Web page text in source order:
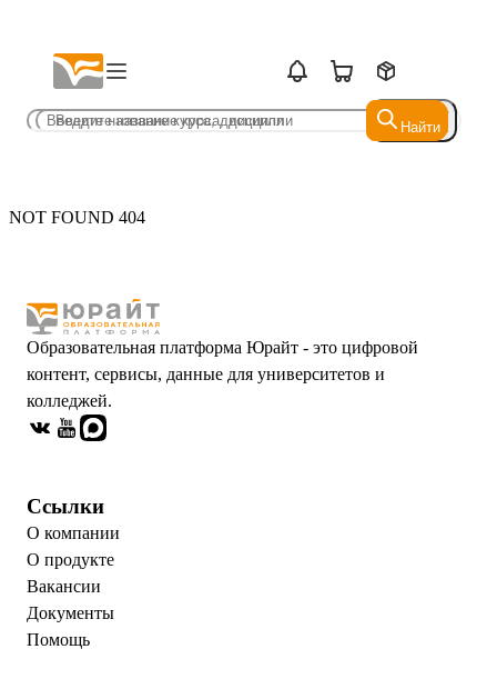
Найти
Найти
NOT FOUND 404
Образовательная платформа Юрайт - это цифровой
контент, сервисы, данные для университетов и
колледжей.
Ссылки
О компании
О продукте
Вакансии
Документы
Помощь